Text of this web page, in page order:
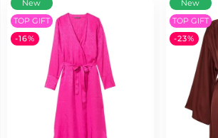
New
TOP GIFT
-16%
New
TOP GIFT
-23%